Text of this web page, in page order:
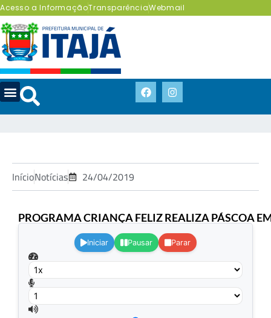
Acesso a InformaçãoTransparênciaWebmail
InícioNotícias 24/04/2019
PROGRAMA CRIANÇA FELIZ REALIZA PÁSCOA
Iniciar Pausar Parar